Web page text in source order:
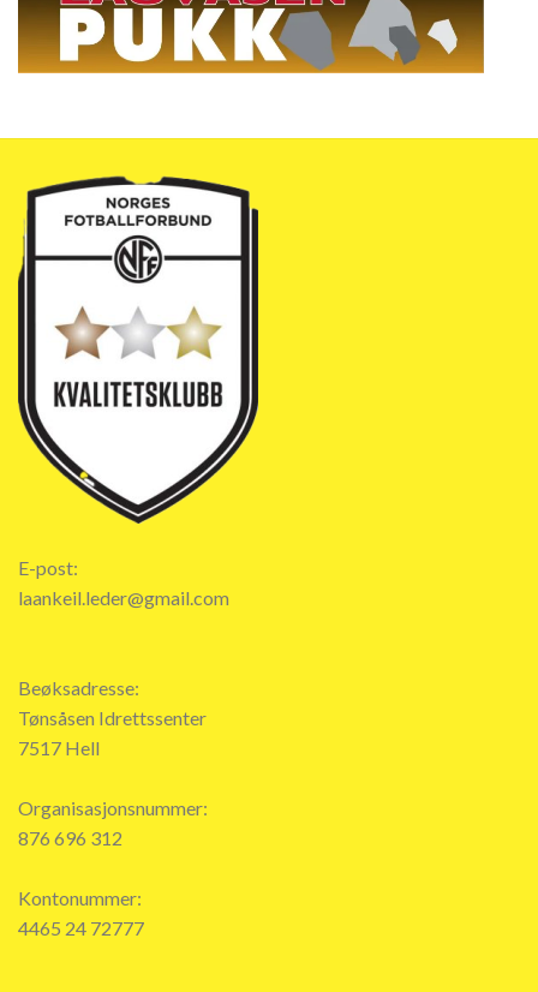
E-post:
laankeil.leder@gmail.com
Beøksadresse:
Tønsåsen Idrettssenter
7517 Hell
Organisasjonsnummer:
876 696 312
Kontonummer:
4465 24 72777